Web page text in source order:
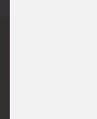
Ses